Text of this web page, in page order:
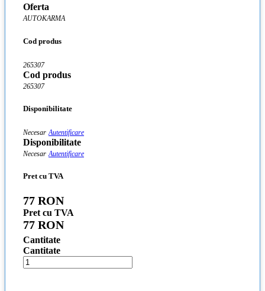
Oferta
AUTOKARMA
Cod produs
265307
Cod produs
265307
Disponibilitate
Necesar Autentificare
Disponibilitate
Necesar Autentificare
Pret cu TVA
77 RON
Pret cu TVA
77 RON
Cantitate
Cantitate